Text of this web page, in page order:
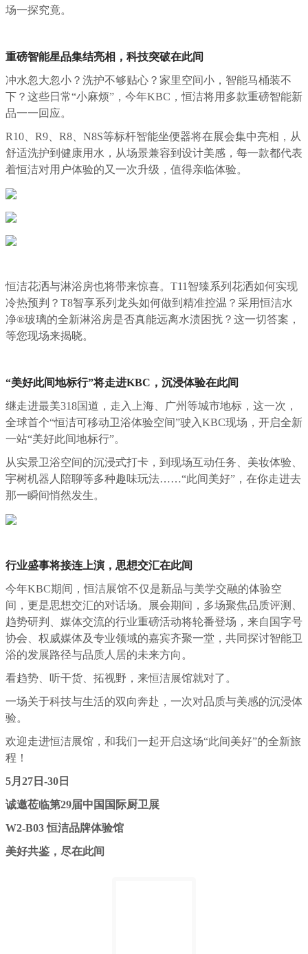
场一探究竟。
重磅智能星品集结亮相，科技突破在此间
冲水忽大忽小？洗护不够贴心？家里空间小，智能马桶装不
下？这些日常“小麻烦”，今年KBC，恒洁将用多款重磅智能新
品一一回应。
R10、R9、R8、N8S等标杆智能坐便器将在展会集中亮相，从
舒适洗护到健康用水，从场景兼容到设计美感，每一款都代表
着恒洁对用户体验的又一次升级，值得亲临体验。
恒洁花洒与淋浴房也将带来惊喜。T11智臻系列花洒如何实现
冷热预判？T8智享系列龙头如何做到精准控温？采用恒洁水
净®玻璃的全新淋浴房是否真能远离水渍困扰？这一切答案，
等您现场来揭晓。
“美好此间地标行”将走进KBC，沉浸体验在此间
继走进最美318国道，走入上海、广州等城市地标，这一次，
全球首个“恒洁可移动卫浴体验空间”驶入KBC现场，开启全新
一站“美好此间地标行”。
从实景卫浴空间的沉浸式打卡，到现场互动任务、美妆体验、
宇树机器人陪聊等多种趣味玩法……“此间美好”，在你走进去
那一瞬间悄然发生。
行业盛事将接连上演，思想交汇在此间
今年KBC期间，恒洁展馆不仅是新品与美学交融的体验空
间，更是思想交汇的对话场。展会期间，多场聚焦品质评测、
趋势研判、媒体交流的行业重磅活动将轮番登场，来自国字号
协会、权威媒体及专业领域的嘉宾齐聚一堂，共同探讨智能卫
浴的发展路径与品质人居的未来方向。
看趋势、听干货、拓视野，来恒洁展馆就对了。
一场关于科技与生活的双向奔赴，一次对品质与美感的沉浸体
验。
欢迎走进恒洁展馆，和我们一起开启这场“此间美好”的全新旅
程！
5月27日-30日
诚邀莅临第29届中国国际厨卫展
W2-B03 恒洁品牌体验馆
美好共鉴，尽在此间